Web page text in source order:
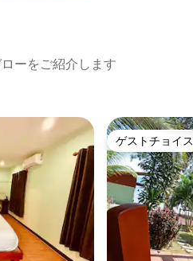
ーをご紹介します
ゲストチョイス
ゲストチョイス